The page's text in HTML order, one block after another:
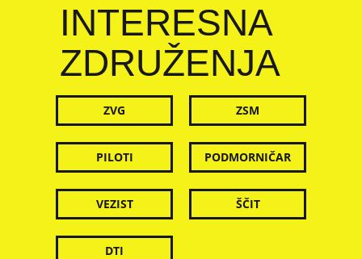
INTERESNA
ZDRUŽENJA
ZVG ZSM
PILOTI PODMORNIČAR
VEZIST ŠČIT
DTI